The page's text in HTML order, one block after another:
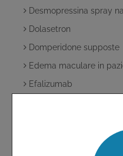
Desmopressina spray
Dolasetron
Domperidone supposte
Edema maculare in
Efalizumab
Effetti indesiderati degli